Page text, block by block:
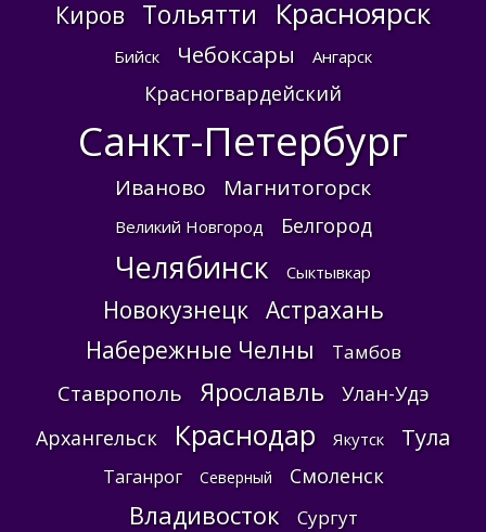
Киров Тольятти Красноярск
Бийск Чебоксары Ангарск
Красногвардейский
Санкт-Петербург
Иваново Магнитогорск
Великий Новгород Белгород
Челябинск Сыктывкар
Новокузнецк Астрахань
Набережные Челны
Тамбов
Ставрополь Ярославль
Улан-Удэ
Архангельск
Краснодар Якутск Тула
Таганрог Северный Смоленск
Владивосток Сургут